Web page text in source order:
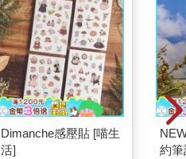
Dimanche感壓貼 [喵生
活]
約